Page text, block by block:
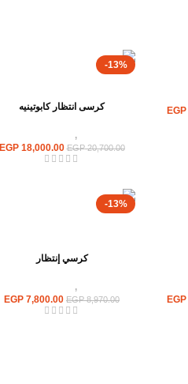
EGP
-13%
كرسى انتظار كابوتينيه
,
EGP20,700.00
EGP18,000.00
EGP
-13%
كرسي إنتظار
,
EGP8,970.00
EGP 7,800.00